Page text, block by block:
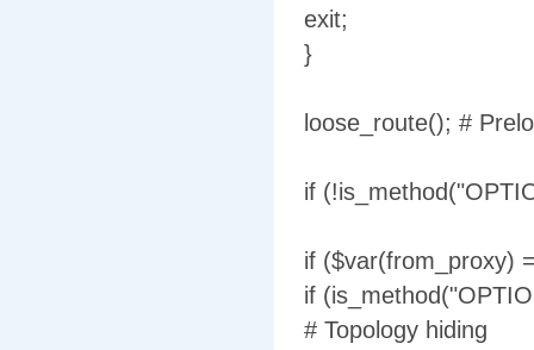
exit;
}
loose_route(); #
if
if ($var(from_proxy)
if
# Topology hiding